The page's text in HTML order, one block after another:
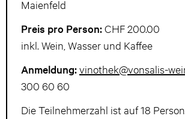
Maienfeld
Preis pro Person:CHF 200.00
inkl. Wein, Wasser und Kaffee
Anmeldung:vinothek@vonsalis-
300 60 60
Die Teilnehmerzahl ist auf 18